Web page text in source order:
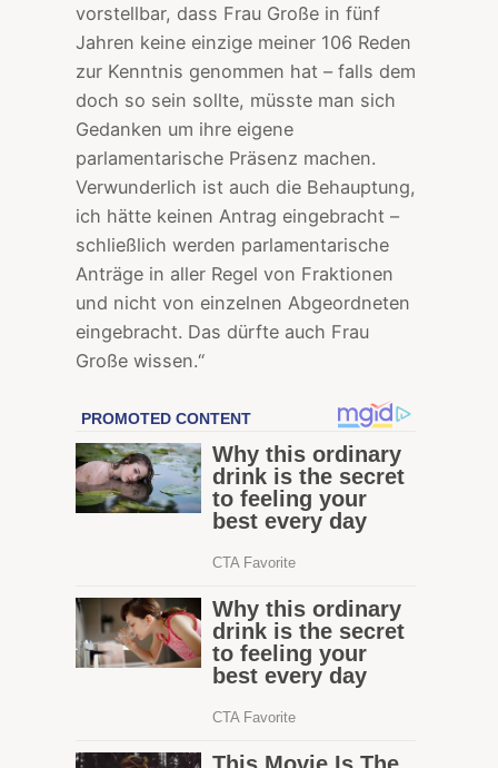
vorstellbar, dass Frau Große in fünf
Jahren keine einzige meiner 106 Reden
zur Kenntnis genommen hat – falls dem
doch so sein sollte, müsste man sich
Gedanken um ihre eigene
parlamentarische Präsenz machen.
Verwunderlich ist auch die Behauptung,
ich hätte keinen Antrag eingebracht –
schließlich werden parlamentarische
Anträge in aller Regel von Fraktionen
und nicht von einzelnen Abgeordneten
eingebracht. Das dürfte auch Frau
Große wissen.“